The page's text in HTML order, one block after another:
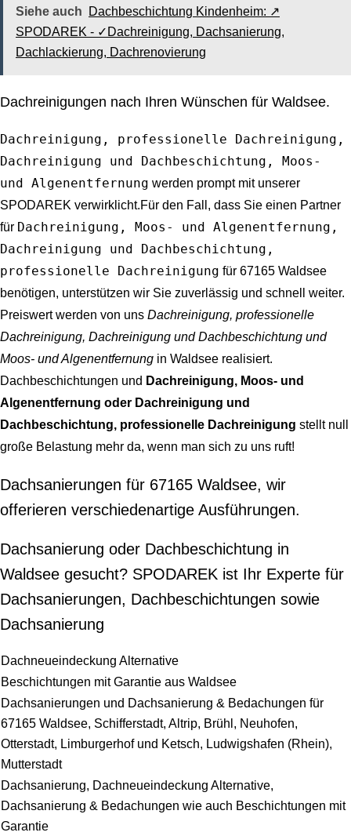
Siehe auch
Dachbeschichtung Kindenheim: ↗️
SPODAREK - ✓Dachreinigung, Dachsanierung,
Dachlackierung, Dachrenovierung
Dachreinigungen nach Ihren Wünschen für Waldsee.
Dachreinigung, professionelle Dachreinigung,
Dachreinigung und Dachbeschichtung, Moos-
und Algenentfernung werden prompt mit unserer
SPODAREK verwirklicht.Für den Fall, dass Sie einen Partner
für Dachreinigung, Moos- und Algenentfernung,
Dachreinigung und Dachbeschichtung,
professionelle Dachreinigung für 67165 Waldsee
benötigen, unterstützen wir Sie zuverlässig und schnell weiter.
Preiswert werden von uns Dachreinigung, professionelle
Dachreinigung, Dachreinigung und Dachbeschichtung und
Moos- und Algenentfernung in Waldsee realisiert.
Dachbeschichtungen und Dachreinigung, Moos- und
Algenentfernung oder Dachreinigung und
Dachbeschichtung, professionelle Dachreinigung stellt null
große Belastung mehr da, wenn man sich zu uns ruft!
Dachsanierungen für 67165 Waldsee, wir
offerieren verschiedenartige Ausführungen.
Dachsanierung oder Dachbeschichtung in
Waldsee gesucht? SPODAREK ist Ihr Experte für
Dachsanierungen, Dachbeschichtungen sowie
Dachsanierung
Dachneueindeckung Alternative
Beschichtungen mit Garantie aus Waldsee
Dachsanierungen und Dachsanierung & Bedachungen für
67165 Waldsee, Schifferstadt, Altrip, Brühl, Neuhofen,
Otterstadt, Limburgerhof und Ketsch, Ludwigshafen (Rhein),
Mutterstadt
Dachsanierung, Dachneueindeckung Alternative,
Dachsanierung & Bedachungen wie auch Beschichtungen mit
Garantie